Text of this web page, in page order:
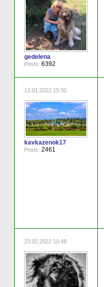
gedelena
Posts: 6392
13.01.2022 15:30
kavkazenok17
Posts: 2461
23.02.2022 10:48